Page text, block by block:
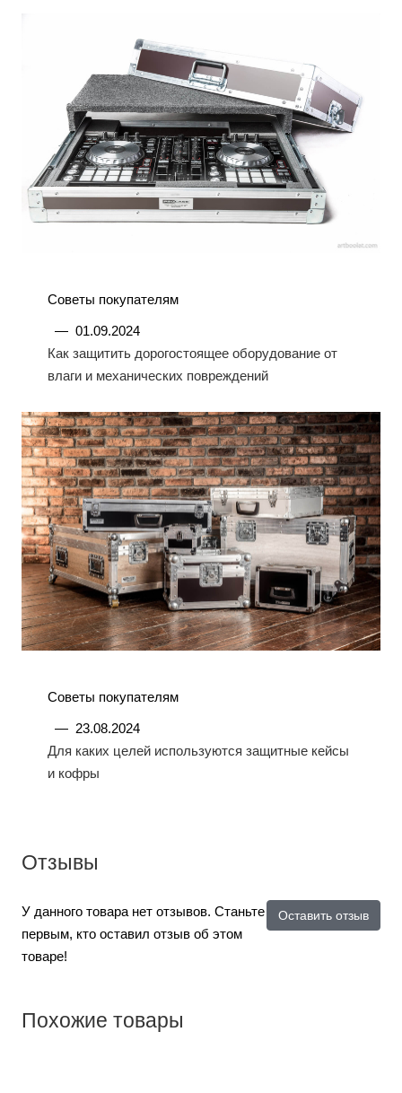
Советы покупателям
— 01.09.2024
Как защитить дорогостоящее оборудование от
влаги и механических повреждений
Советы покупателям
— 23.08.2024
Для каких целей используются защитные кейсы
и кофры
Отзывы
Оставить отзыв
У данного товара нет отзывов. Станьте
первым, кто оставил отзыв об этом
товаре!
Похожие товары